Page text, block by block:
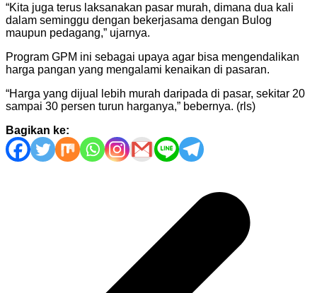
“Kita juga terus laksanakan pasar murah, dimana dua kali
dalam seminggu dengan bekerjasama dengan Bulog
maupun pedagang,” ujarnya.
Program GPM ini sebagai upaya agar bisa mengendalikan
harga pangan yang mengalami kenaikan di pasaran.
“Harga yang dijual lebih murah daripada di pasar, sekitar 20
sampai 30 persen turun harganya,” bebernya. (rls)
Bagikan ke: